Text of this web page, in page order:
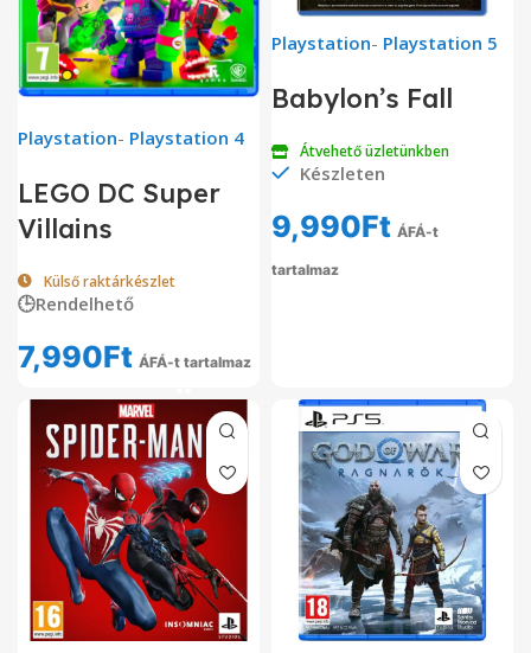
Playstation- Playstation 4
LEGO DC Super
Villains
Külső raktárkészlet
🕒Rendelhető
7,990Ft ÁFÁ-t tartalmaz
Playstation- Playstation 5
Babylon’s Fall
Átvehető üzletünkben
Készleten
9,990Ft ÁFÁ-t
tartalmaz